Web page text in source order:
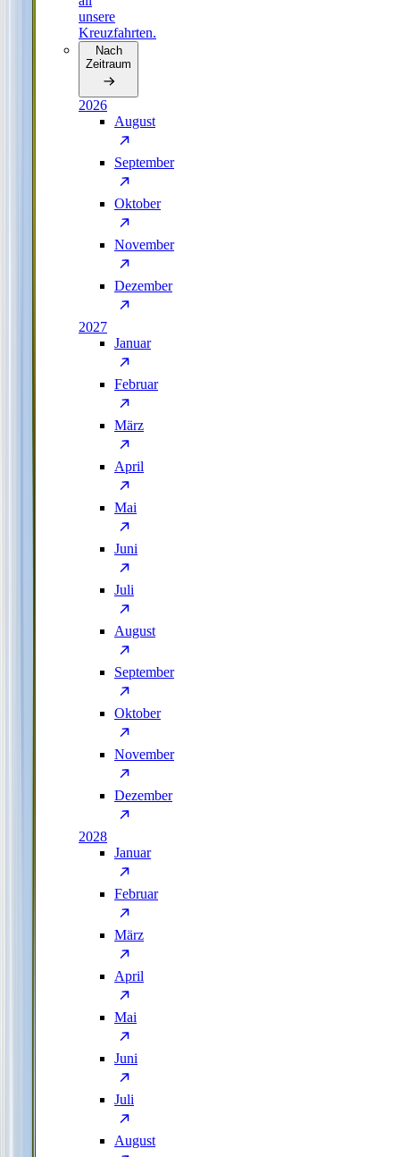
unsere
Kreuzfahrten.
Nach
Zeitraum
2026
August
September
Oktober
November
Dezember
2027
Januar
Februar
März
April
Mai
Juni
Juli
August
September
Oktober
November
Dezember
2028
Januar
Februar
März
April
Mai
Juni
Juli
August